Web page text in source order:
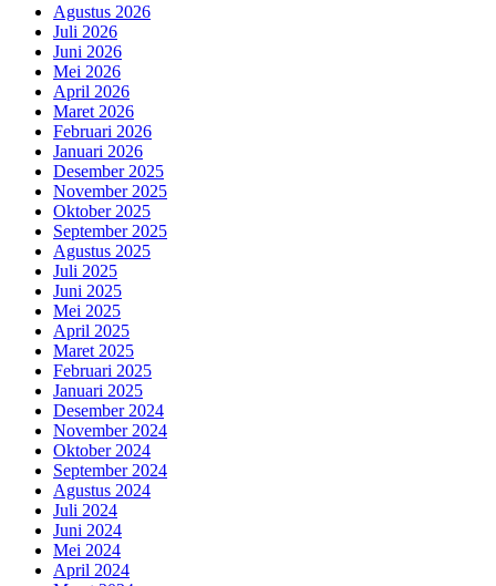
Agustus 2026
Juli 2026
Juni 2026
Mei 2026
April 2026
Maret 2026
Februari 2026
Januari 2026
Desember 2025
November 2025
Oktober 2025
September 2025
Agustus 2025
Juli 2025
Juni 2025
Mei 2025
April 2025
Maret 2025
Februari 2025
Januari 2025
Desember 2024
November 2024
Oktober 2024
September 2024
Agustus 2024
Juli 2024
Juni 2024
Mei 2024
April 2024